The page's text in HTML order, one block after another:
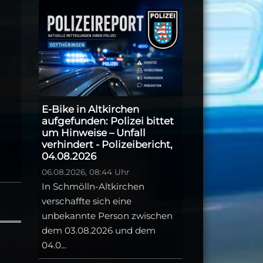
E-Bike in Altkirchen
aufgefunden: Polizei bittet
um Hinweise – Unfall
verhindert - Polizeibericht,
04.08.2026
06.08.2026, 08:44 Uhr
In Schmölln-Altkirchen
verschaffte sich eine
unbekannte Person zwischen
dem 03.08.2026 und dem
04.0...